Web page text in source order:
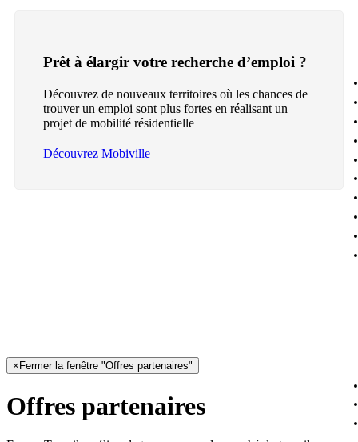
Prêt à élargir votre recherche d’emploi ?
Découvrez de nouveaux territoires où les chances de
trouver un emploi sont plus fortes en réalisant un
projet de mobilité résidentielle
Découvrez Mobiville
× Fermer la fenêtre "Offres partenaires"
Offres partenaires